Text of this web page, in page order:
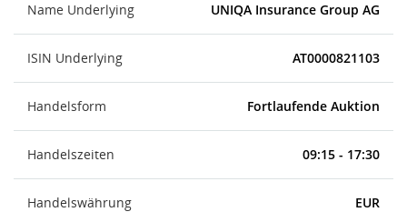
Name Underlying UNIQA Insurance Group AG
ISIN Underlying AT0000821103
Handelsform Fortlaufende Auktion
Handelszeiten 09:15 - 17:30
Handelswährung EUR